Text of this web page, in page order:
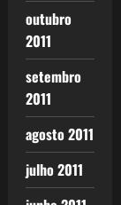
outubro
2011
setembro
2011
agosto 2011
julho 2011